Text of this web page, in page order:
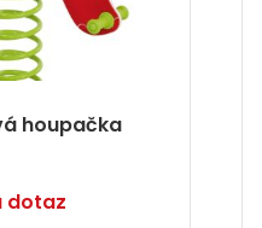
houpačka
dotaz